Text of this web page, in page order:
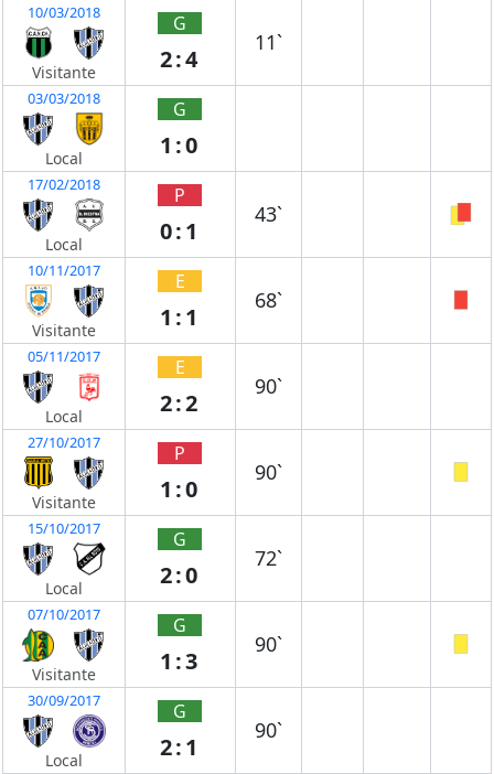
10/03/2018
Visitante
G
2:4
11`
03/03/2018
Local
G
1:0
17/02/2018
Local
P
0:1
43`
10/11/2017
Visitante
E
1:1
68`
05/11/2017
Local
E
2:2
90`
27/10/2017
Visitante
P
1:0
90`
15/10/2017
Local
G
2:0
72`
07/10/2017
Visitante
G
1:3
90`
30/09/2017
Local
G
2:1
90`